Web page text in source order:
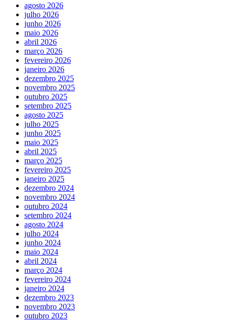
agosto 2026
julho 2026
junho 2026
maio 2026
abril 2026
março 2026
fevereiro 2026
janeiro 2026
dezembro 2025
novembro 2025
outubro 2025
setembro 2025
agosto 2025
julho 2025
junho 2025
maio 2025
abril 2025
março 2025
fevereiro 2025
janeiro 2025
dezembro 2024
novembro 2024
outubro 2024
setembro 2024
agosto 2024
julho 2024
junho 2024
maio 2024
abril 2024
março 2024
fevereiro 2024
janeiro 2024
dezembro 2023
novembro 2023
outubro 2023